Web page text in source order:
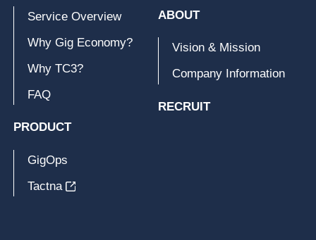
Service Overview
Why Gig Economy?
Why TC3?
FAQ
PRODUCT
GigOps
Tactna
ABOUT
Vision & Mission
Company Information
RECRUIT